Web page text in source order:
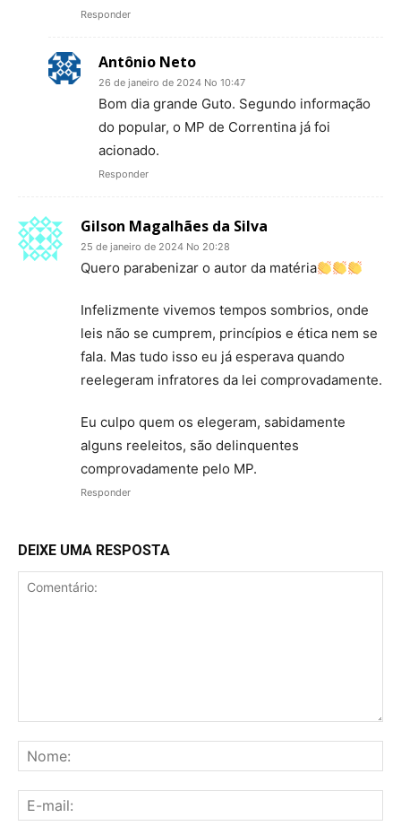
Responder
Antônio Neto
26 de janeiro de 2024 No 10:47
Bom dia grande Guto. Segundo informação
do popular, o MP de Correntina já foi
acionado.
Responder
Gilson Magalhães da Silva
25 de janeiro de 2024 No 20:28
Quero parabenizar o autor da matéria
Infelizmente vivemos tempos sombrios, onde
leis não se cumprem, princípios e ética nem se
fala. Mas tudo isso eu já esperava quando
reelegeram infratores da lei comprovadamente.
Eu culpo quem os elegeram, sabidamente
alguns reeleitos, são delinquentes
comprovadamente pelo MP.
Responder
DEIXE UMA RESPOSTA